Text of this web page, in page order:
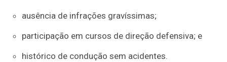
ausência de infrações gravíssimas;
participação em cursos de direção defensiva; e
histórico de condução sem acidentes.